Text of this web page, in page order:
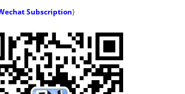
Subscription)